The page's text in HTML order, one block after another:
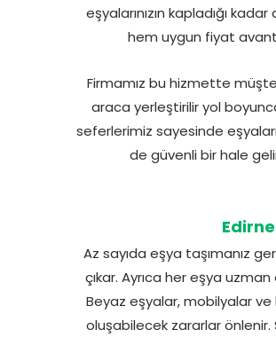
eşyalarınızın kapladığı
hem uygun fiyat
Firmamız bu hizmette
araca yerleştirilir yol
seferlerimiz sayesinde
de güvenli bir hale
Az sayıda eşya taşımanız
çıkar. Ayrıca her eşya
Beyaz eşyalar, mobilyalar ve
oluşabilecek zararlar